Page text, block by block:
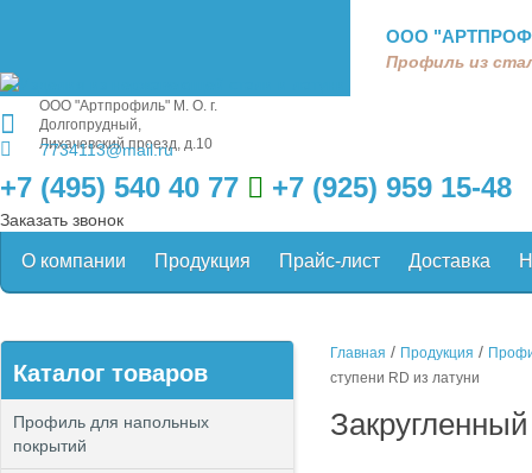
ООО
Профиль из
ООО "Артпрофиль" М. О. г.
Долгопрудный,
Лихачевский проезд, д.10
7734113@mail.ru
+7 (495) 540 40 77 +7 (925) 959 15-48
Заказать звонок
О компании Продукция Прайс-лист Доставка
Каталог товаров
Профиль для напольных
покрытий
Главная / Продукция /
ступени RD из латуни